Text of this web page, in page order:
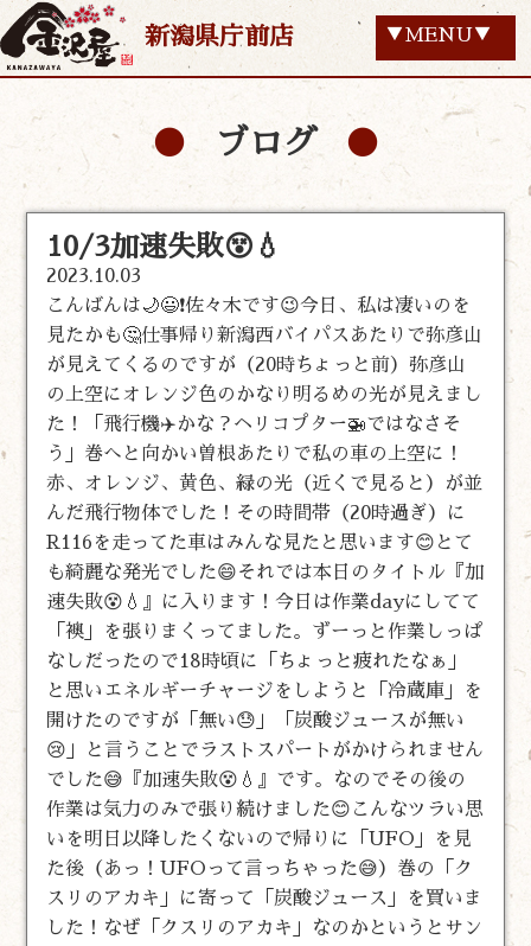
新潟県庁前店 ▼MENU▼
ブログ
10/3加速失敗😵💧
2023.10.03
こんばんは🌙😃❗佐々木です😉今日、私は凄いのを
見たかも🤔仕事帰り新潟西バイパスあたりで弥彦山
が見えてくるのですが（20時ちょっと前）弥彦山
の上空にオレンジ色のかなり明るめの光が見えまし
た！「飛行機✈️かな？ヘリコプター🚁ではなさそ
う」巻へと向かい曽根あたりで私の車の上空に！
赤、オレンジ、黄色、緑の光（近くで見ると）が並
んだ飛行物体でした！その時間帯（20時過ぎ）に
R116を走ってた車はみんな見たと思います😊とて
も綺麗な発光でした😄それでは本日のタイトル『加
速失敗😵💧』に入ります！今日は作業dayにしてて
「襖」を張りまくってました。ずーっと作業しっぱ
なしだったので18時頃に「ちょっと疲れたなぁ」
と思いエネルギーチャージをしようと「冷蔵庫」を
開けたのですが「無い😓」「炭酸ジュースが無い
😢」と言うことでラストスパートがかけられません
でした😅『加速失敗😵💧』です。なのでその後の
作業は気力のみで張り続けました😊こんなツラい思
いを明日以降したくないので帰りに「UFO」を見
た後（あっ！UFOって言っちゃった😅）巻の「ク
スリのアカキ」に寄って「炭酸ジュース」を買いま
した！なぜ「クスリのアカキ」なのかというとサン